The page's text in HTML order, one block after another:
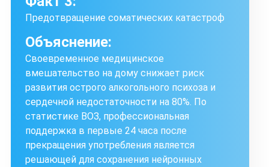
Предотвращение соматических катастроф
Объяснение:
Своевременное медицинское
вмешательство на дому снижает риск
развития острого алкогольного психоза и
сердечной недостаточности на 80%. По
статистике ВОЗ, профессиональная
поддержка в первые 24 часа после
прекращения употребления является
решающей для сохранения нейронных